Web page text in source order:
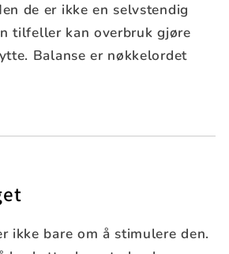
de er ikke en selvstendig
tilfeller kan overbruk gjøre
Balanse er nøkkelordet
ikke bare om å stimulere den.